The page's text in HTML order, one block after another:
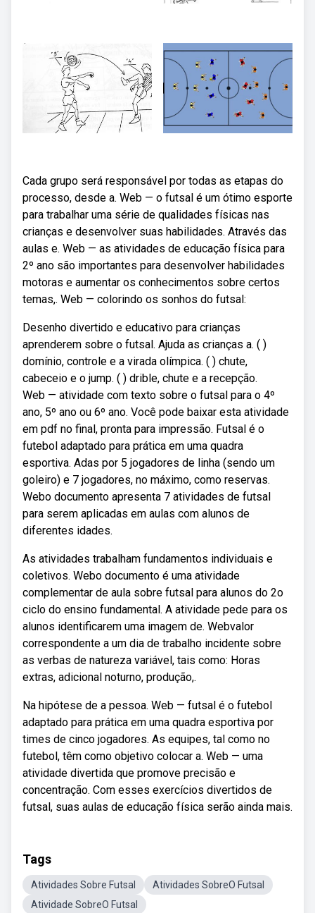
Cada grupo será responsável por todas as etapas do
processo, desde a. Web — o futsal é um ótimo esporte
para trabalhar uma série de qualidades físicas nas
crianças e desenvolver suas habilidades. Através das
aulas e. Web — as atividades de educação física para
2º ano são importantes para desenvolver habilidades
motoras e aumentar os conhecimentos sobre certos
temas,. Web — colorindo os sonhos do futsal:
Desenho divertido e educativo para crianças
aprenderem sobre o futsal. Ajuda as crianças a. ( )
domínio, controle e a virada olímpica. ( ) chute,
cabeceio e o jump. ( ) drible, chute e a recepção.
Web — atividade com texto sobre o futsal para o 4º
ano, 5º ano ou 6º ano. Você pode baixar esta atividade
em pdf no final, pronta para impressão. Futsal é o
futebol adaptado para prática em uma quadra
esportiva. Adas por 5 jogadores de linha (sendo um
goleiro) e 7 jogadores, no máximo, como reservas.
Webo documento apresenta 7 atividades de futsal
para serem aplicadas em aulas com alunos de
diferentes idades.
As atividades trabalham fundamentos individuais e
coletivos. Webo documento é uma atividade
complementar de aula sobre futsal para alunos do 2o
ciclo do ensino fundamental. A atividade pede para os
alunos identificarem uma imagem de. Webvalor
correspondente a um dia de trabalho incidente sobre
as verbas de natureza variável, tais como: Horas
extras, adicional noturno, produção,.
Na hipótese de a pessoa. Web — futsal é o futebol
adaptado para prática em uma quadra esportiva por
times de cinco jogadores. As equipes, tal como no
futebol, têm como objetivo colocar a. Web — uma
atividade divertida que promove precisão e
concentração. Com esses exercícios divertidos de
futsal, suas aulas de educação física serão ainda mais.
Tags
Atividades Sobre Futsal
Atividades SobreO Futsal
Atividade SobreO Futsal